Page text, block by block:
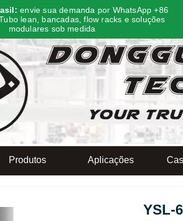
envie sua demanda por WhatsApp +86
lean, bancadas, flow racks e soluções
modulares sob medida
Produtos Aplicações
YSL-